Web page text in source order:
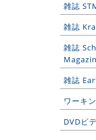
雑誌
雑誌
雑誌
Magazin
雑誌
ワーキ
DVDビ